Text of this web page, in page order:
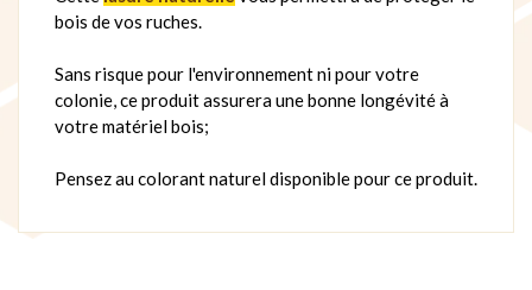
bois de vos ruches.
Sans risque pour l'environnement ni pour votre
colonie, ce produit assurera une bonne longévité à
votre matériel bois;
Pensez au colorant naturel disponible pour ce produit.